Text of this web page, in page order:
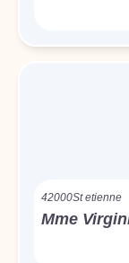
42000St etienne
Mme